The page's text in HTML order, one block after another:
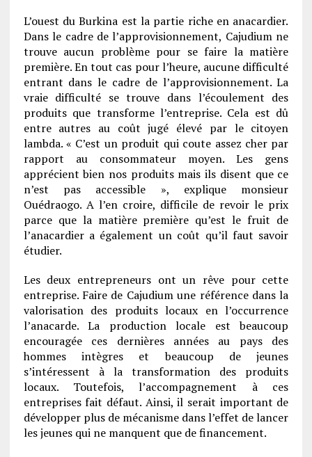
L’ouest du Burkina est la partie riche en anacardier.
Dans le cadre de l’approvisionnement, Cajudium ne
trouve aucun problème pour se faire la matière
première. En tout cas pour l’heure, aucune difficulté
entrant dans le cadre de l’approvisionnement. La
vraie difficulté se trouve dans l’écoulement des
produits que transforme l’entreprise. Cela est dû
entre autres au coût jugé élevé par le citoyen
lambda. « C’est un produit qui coute assez cher par
rapport au consommateur moyen. Les gens
apprécient bien nos produits mais ils disent que ce
n’est pas accessible », explique monsieur
Ouédraogo. A l’en croire, difficile de revoir le prix
parce que la matière première qu’est le fruit de
l’anacardier a également un coût qu’il faut savoir
étudier.
Les deux entrepreneurs ont un rêve pour cette
entreprise. Faire de Cajudium une référence dans la
valorisation des produits locaux en l’occurrence
l’anacarde. La production locale est beaucoup
encouragée ces dernières années au pays des
hommes intègres et beaucoup de jeunes
s’intéressent à la transformation des produits
locaux. Toutefois, l’accompagnement à ces
entreprises fait défaut. Ainsi, il serait important de
développer plus de mécanisme dans l’effet de lancer
les jeunes qui ne manquent que de financement.